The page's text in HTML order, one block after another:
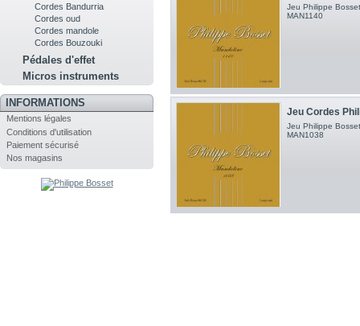
Cordes Bandurria
Cordes oud
Cordes mandole
Cordes Bouzouki
Pédales d'effet
Micros instruments
INFORMATIONS
Mentions légales
Conditions d'utilisation
Paiement sécurisé
Nos magasins
Jeu Philippe
MAN1140
Jeu Cordes
Jeu Philippe
MAN1038